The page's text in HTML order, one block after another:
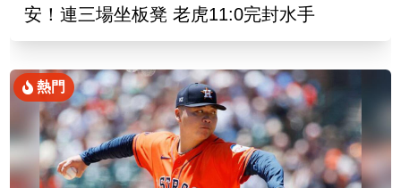
安！連三場坐板凳 老虎11:0完封水手
熱門